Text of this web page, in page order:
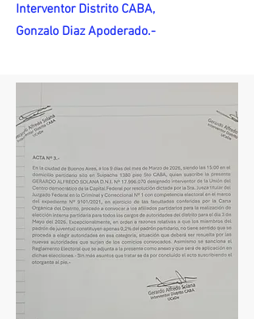
Interventor Distrito CABA,
Gonzalo Diaz Apoderado.-